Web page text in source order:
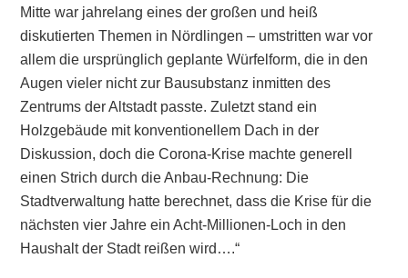
Mitte war jahrelang eines der großen und heiß
diskutierten Themen in Nördlingen – umstritten war vor
allem die ursprünglich geplante Würfelform, die in den
Augen vieler nicht zur Bausubstanz inmitten des
Zentrums der Altstadt passte. Zuletzt stand ein
Holzgebäude mit konventionellem Dach in der
Diskussion, doch die Corona-Krise machte generell
einen Strich durch die Anbau-Rechnung: Die
Stadtverwaltung hatte berechnet, dass die Krise für die
nächsten vier Jahre ein Acht-Millionen-Loch in den
Haushalt der Stadt reißen wird….“